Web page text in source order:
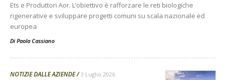
Ets e Produttori Aor. L’obiettivo è rafforzare le reti biologiche
rigenerative e sviluppare progetti comuni su scala nazionale ed
europea
Di Paola Cassiano
NOTIZIE DALLE AZIENDE 3 Luglio 2026